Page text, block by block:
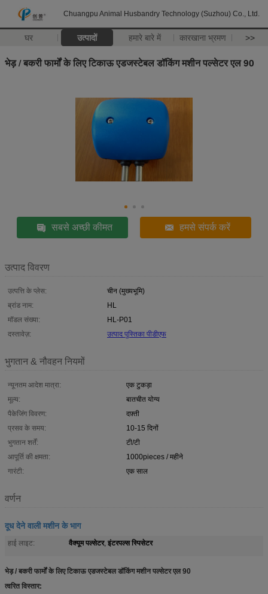
Chuangpu Animal Husbandry Technology (Suzhou) Co., Ltd.
घर उत्पादों हमारे बारे में कारखाना भ्रमण >>
भेड़ / बकरी फार्मों के लिए टिकाऊ एडजस्टेबल डॉकिंग मशीन पल्सेटर एल 90
सबसे अच्छी कीमत हमसे संपर्क करें
उत्पाद विवरण
उत्पत्ति के प्लेस:
चीन (मुख्यभूमि)
ब्रांड नाम:
HL
मॉडल संख्या:
HL-P01
दस्तावेज़:
उत्पाद पुस्तिका पीडीएफ
भुगतान & नौवहन नियमों
न्यूनतम आदेश मात्रा:
एक टुकड़ा
मूल्य:
बातचीत योग्य
पैकेजिंग विवरण:
दफ़्ती
प्रसव के समय:
10-15 दिनों
भुगतान शर्तें:
टी/टी
आपूर्ति की क्षमता:
1000pieces / महीने
गारंटी:
एक साल
वर्णन
दूध देने वाली मशीन के भाग
हाई लाइट: वैक्यूम पल्सेटर, इंटरपल्स स्पिसेटर
भेड़ / बकरी फार्मों के लिए टिकाऊ एडजस्टेबल डॉकिंग मशीन पल्सेटर एल 90
त्वरित विस्तार: